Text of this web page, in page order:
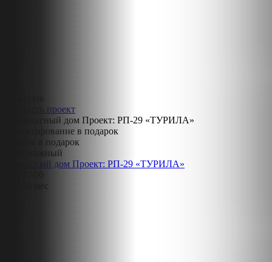
Смотреть проект
Проектирование в подарок
Септик в подарок
Двухэтажный
Каркасный дом Проект: РП-29 «ТУРИЛА»
/мес